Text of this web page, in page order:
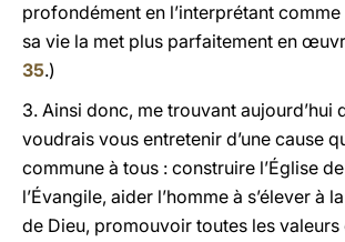
profondément en l’interprétant
sa vie la met plus parfaitement en
35.)
3. Ainsi donc, me trouvant aujourd’hui
voudrais vous entretenir d’une cause
commune à tous : construire l’Église
l’Évangile, aider l’homme à s’élever à
de Dieu, promouvoir toutes les valeurs